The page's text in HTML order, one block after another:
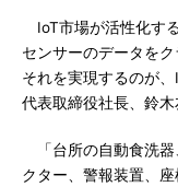
IoT市場が活性化す
センサーのデータを
それを実現するのが
代表取締役社長、鈴木
「台所の自動食洗器
クター、警報装置、